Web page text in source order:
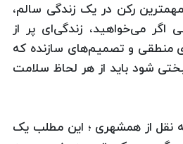
رکن در یک زندگی سالم،
می‌خواهید، زندگی‌ای پر از
منطقی و تصمیم‌های سازنده که
شود باید از هر لحاظ سلامت
نقل از همشهری ؛ این مطلب یک